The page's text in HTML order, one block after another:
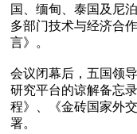
国、缅甸、泰国及尼
多部门技术与经济合
言》。
会议闭幕后，五国领
研究平台的谅解备忘
程》、《金砖国家外
署。